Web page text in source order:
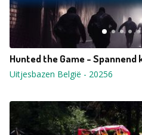
Hunted the Game -
Uitjesbazen België - 20256